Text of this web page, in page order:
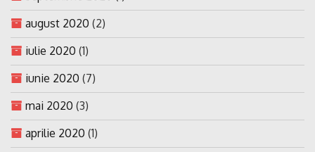
august 2020 (2)
iulie 2020 (1)
iunie 2020 (7)
mai 2020 (3)
aprilie 2020 (1)